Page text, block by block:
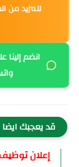
للمزيد من
انضم
قد يعجبك ايضا
إعلان توظيف 206 منصب في رئاسة النيابة العامة